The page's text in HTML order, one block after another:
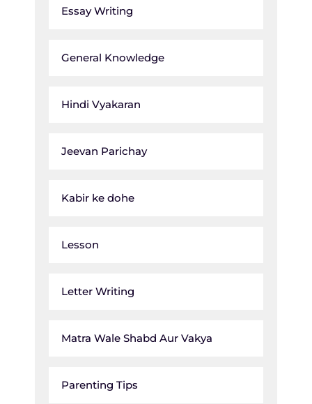
Essay Writing
General Knowledge
Hindi Vyakaran
Jeevan Parichay
Kabir ke dohe
Lesson
Letter Writing
Matra Wale Shabd Aur Vakya
Parenting Tips